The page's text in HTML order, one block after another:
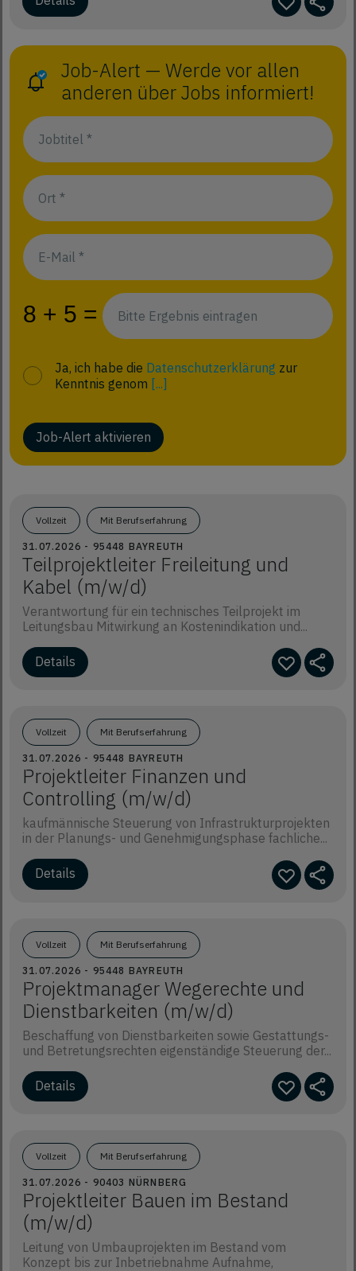
Job-Alert — Werde vor allen
anderen über Jobs informiert!
Ja, ich habe die Datenschutzerklärung zur
Kenntnis genom [...]
Job-Alert aktivieren
Vollzeit Mit Berufserfahrung
31.07.2026 - 95448 BAYREUTH
Teilprojektleiter Freileitung und
Kabel (m/w/d)
Verantwortung für ein technisches Teilprojekt im
Leitungsbau Mitwirkung an Kostenindikation und...
Details
Vollzeit Mit Berufserfahrung
31.07.2026 - 95448 BAYREUTH
Projektleiter Finanzen und
Controlling (m/w/d)
kaufmännische Steuerung von Infrastrukturprojekten
in der Planungs- und Genehmigungsphase fachliche...
Details
Vollzeit Mit Berufserfahrung
31.07.2026 - 95448 BAYREUTH
Projektmanager Wegerechte und
Dienstbarkeiten (m/w/d)
Beschaffung von Dienstbarkeiten sowie Gestattungs-
und Betretungsrechten eigenständige Steuerung der...
Details
Vollzeit Mit Berufserfahrung
31.07.2026 - 90403 NÜRNBERG
Projektleiter Bauen im Bestand
(m/w/d)
Leitung von Umbauprojekten im Bestand vom
Konzept bis zur Inbetriebnahme Aufnahme,